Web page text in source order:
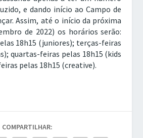
e dando início ao Campo de
Assim, até o início da próxima
de 2022) os horários serão:
18h15 (juniores); terças-feiras
quartas-feiras pelas 18h15 (kids
pelas 18h15 (creative).
COMPARTILHAR: